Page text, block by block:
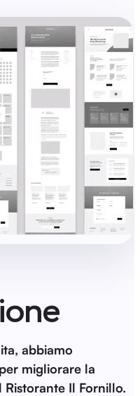
abbiamo
migliorare la
Il Fornillo.